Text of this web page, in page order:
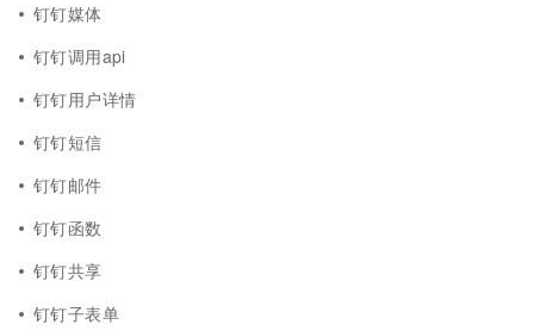
钉钉媒体
钉钉调用api
钉钉用户详情
钉钉短信
钉钉邮件
钉钉函数
钉钉共享
钉钉子表单